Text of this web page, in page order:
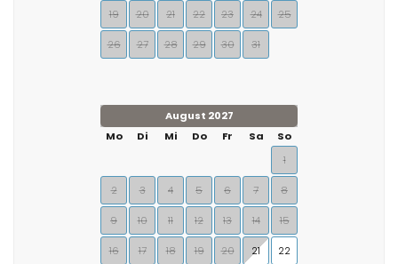
19 20 21 22 23 24 25
26 27 28 29 30 31
August 2027
Mo
Di Mi Do Fr Sa
So
1
2 3 4 5 6 7 8
9 10 11 12 13 14 15
16 17 18 19 20 21 22